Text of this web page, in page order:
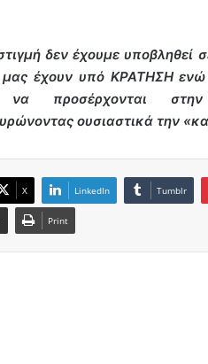
δεν έχουμε υποβληθεί
μας έχουν υπό ΚΡΑΤΗΣΗ ενώ
να προσέρχονται
ουσιαστικά την
X LinkedIn Tumblr
Print